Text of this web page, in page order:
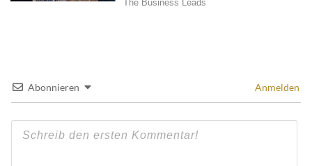
Abonnieren Anmelden